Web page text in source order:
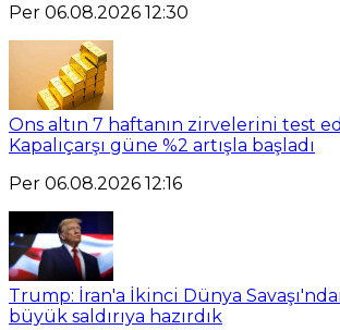
Per 06.08.2026 12:30
Ons altın 7 haftanın zirvelerini test
Kapalıçarşı güne %2 artışla başladı
Per 06.08.2026 12:16
Trump: İran'a İkinci Dünya
büyük saldırıya hazırdık